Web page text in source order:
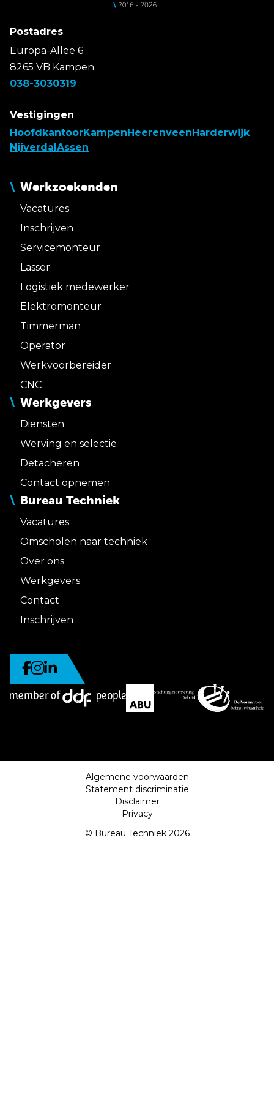
Postadres
Europa-Allee 6
8265 VB Kampen
038-3030319
Vestigingen
HoofdkantoorKampen Heerenveen Harderwijk
Nijverdal Assen
Werkzoekenden
Vacatures
Inschrijven
Servicemonteur
Lasser
Logistiek medewerker
Elektromonteur
Timmerman
Operator
Werkvoorbereider
CNC
Werkgevers
Diensten
Werving en selectie
Detacheren
Contact opnemen
Bureau Techniek
Vacatures
Omscholen naar techniek
Over ons
Werkgevers
Contact
Inschrijven
Algemene voorwaarden
Statement discriminatie
Disclaimer
Privacy
© Bureau Techniek 2026